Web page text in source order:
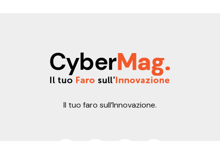
Il tuo faro sull’Innovazione.